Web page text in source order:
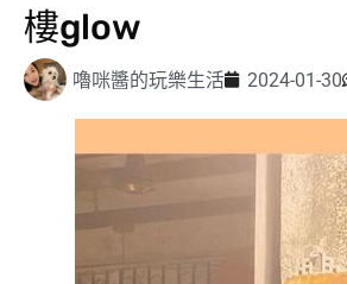
樓glow
嚕咪醬的玩樂生活 2024-01-30